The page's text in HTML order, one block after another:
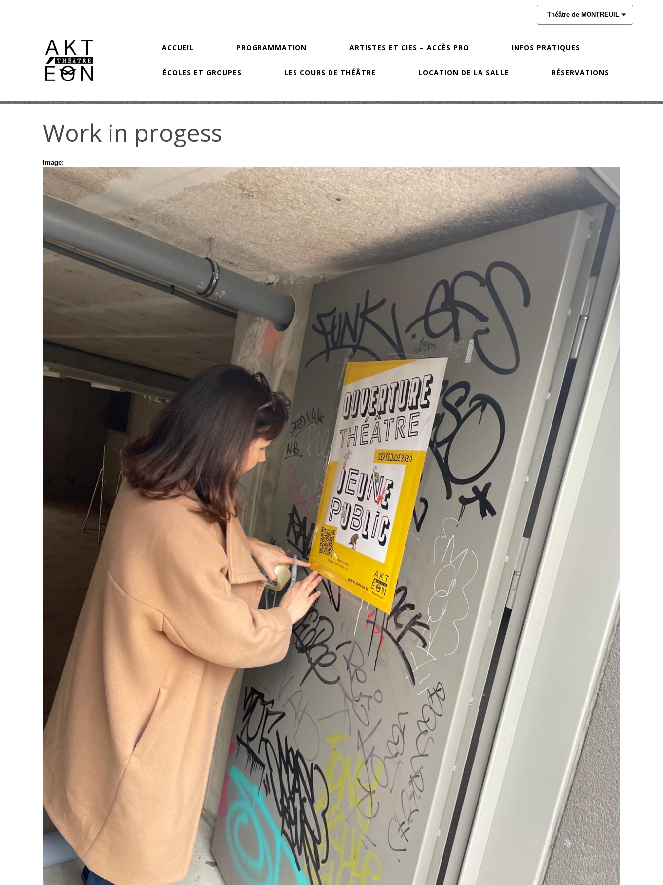
Théâtre de MONTREUIL
ACCUEIL PROGRAMMATION ARTISTES ET CIES – ACCÈS PRO INFOS PRATIQUES
ÉCOLES ET GROUPES LES COURS DE THÉÂTRE LOCATION DE LA SALLE RÉSERVATIONS
Work in progess
Image: